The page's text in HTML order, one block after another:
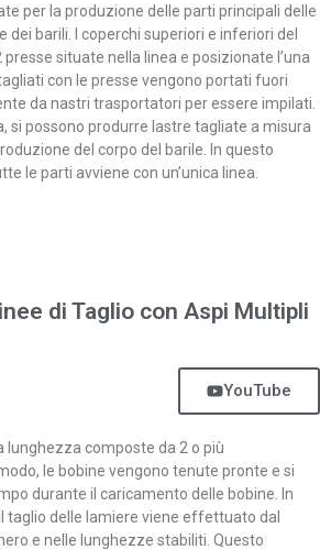
per la produzione delle parti principali delle
dei barili. I coperchi superiori e inferiori del
situate nella linea e posizionate l’una
con le presse vengono portati fuori
da nastri trasportatori per essere impilati.
si possono produrre lastre tagliate a misura
del corpo del barile. In questo
le parti avviene con un’unica linea.
di Taglio con Aspi Multipli
YouTube
lunghezza composte da 2 o più
le bobine vengono tenute pronte e si
durante il caricamento delle bobine. In
taglio delle lamiere viene effettuato dal
e nelle lunghezze stabiliti. Questo